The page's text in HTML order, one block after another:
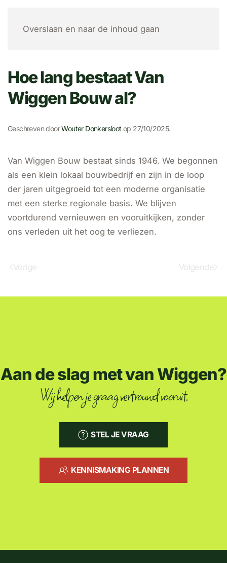
Overslaan en naar de inhoud gaan
Hoe lang bestaat Van
Wiggen Bouw al?
Geschreven doorWouter Donkersloot op 27/10/2025.
Van Wiggen Bouw bestaat sinds 1946. We begonnen
als een klein lokaal bouwbedrijf en zijn in de loop
der jaren uitgegroeid tot een moderne organisatie
met een sterke regionale basis. We blijven
voortdurend vernieuwen en vooruitkijken, zonder
ons verleden uit het oog te verliezen.
Vorige Volgende
Aan de slag met van Wiggen?
Wij helpen je graag vertrouwd vooruit.
STEL JE VRAAG
KENNISMAKING PLANNEN